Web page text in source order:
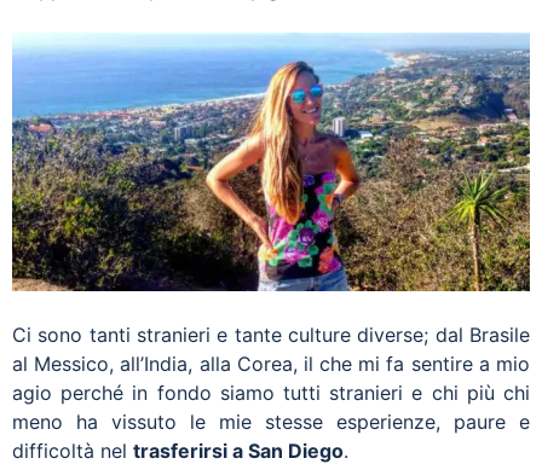
Ci sono tanti stranieri e tante culture diverse; dal Brasile
al Messico, all’India, alla Corea, il che mi fa sentire a mio
agio perché in fondo siamo tutti stranieri e chi più chi
meno ha vissuto le mie stesse esperienze, paure e
difficoltà nel trasferirsi a San Diego.